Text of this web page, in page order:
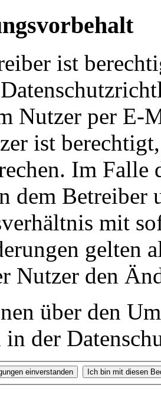
ist
Nutzer per E-
ist
Im Falle
dem Betreiber
mit
gelten
Nutzer den
über den
in der